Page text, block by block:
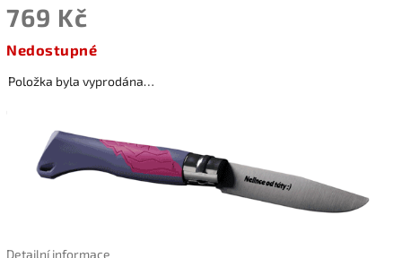
769 Kč
Nedostupné
Položka byla vyprodána…
Detailní informace